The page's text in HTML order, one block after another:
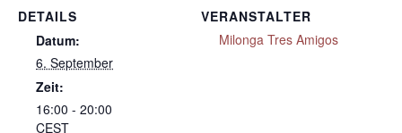
DETAILS
Datum:
6. September
Zeit:
16:00 - 20:00
CEST
VERANSTALTER
Milonga Tres Amigos